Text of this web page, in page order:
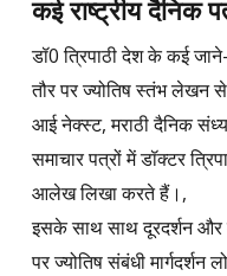
कई राष्ट्रीय दैनिक
डॉ0 त्रिपाठी देश के कई
तौर पर ज्योतिष स्तंभ लेखन
आई नेक्स्ट, मराठी दैनिक
समाचार पत्रों में डॉक्टर
आलेख लिखा करते हैं।,
इसके साथ साथ दूरदर्शन और
पर ज्योतिष संबंधी मार्गदर्शन